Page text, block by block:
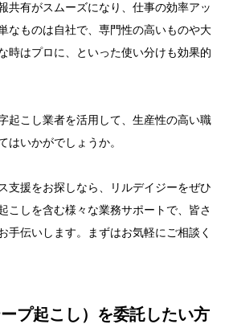
共有がスムーズになり、仕事の効率アッ
なものは自社で、専門性の高いものや大
時はプロに、といった使い分けも効果的
起こし業者を活用して、生産性の高い職
はいかがでしょうか。
支援をお探しなら、リルデイジーをぜひ
こしを含む様々な業務サポートで、皆さ
手伝いします。まずはお気軽にご相談く
プ起こし）を委託したい方